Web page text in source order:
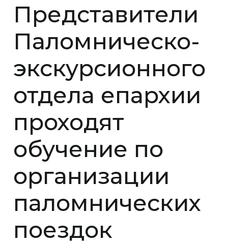
Представители
Паломническо-
экскурсионного
отдела епархии
проходят
обучение по
организации
паломнических
поездок